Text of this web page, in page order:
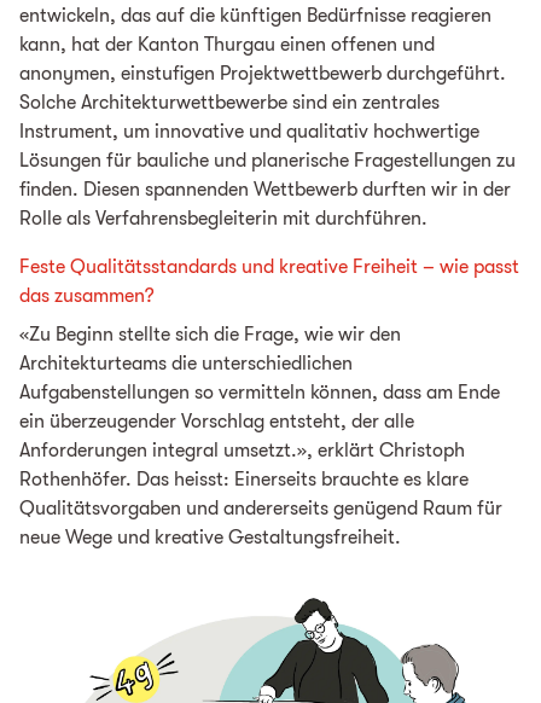
entwickeln, das auf die künftigen Bedürfnisse reagieren
kann, hat der Kanton Thurgau einen offenen und
anonymen, einstufigen Projektwettbewerb durchgeführt.
Solche Architekturwettbewerbe sind ein zentrales
Instrument, um innovative und qualitativ hochwertige
Lösungen für bauliche und planerische Fragestellungen zu
finden. Diesen spannenden Wettbewerb durften wir in der
Rolle als Verfahrensbegleiterin mit durchführen.
Feste Qualitätsstandards und kreative Freiheit – wie passt
das zusammen?
«Zu Beginn stellte sich die Frage, wie wir den
Architekturteams die unterschiedlichen
Aufgabenstellungen so vermitteln können, dass am Ende
ein überzeugender Vorschlag entsteht, der alle
Anforderungen integral umsetzt.», erklärt Christoph
Rothenhöfer. Das heisst: Einerseits brauchte es klare
Qualitätsvorgaben und andererseits genügend Raum für
neue Wege und kreative Gestaltungsfreiheit.